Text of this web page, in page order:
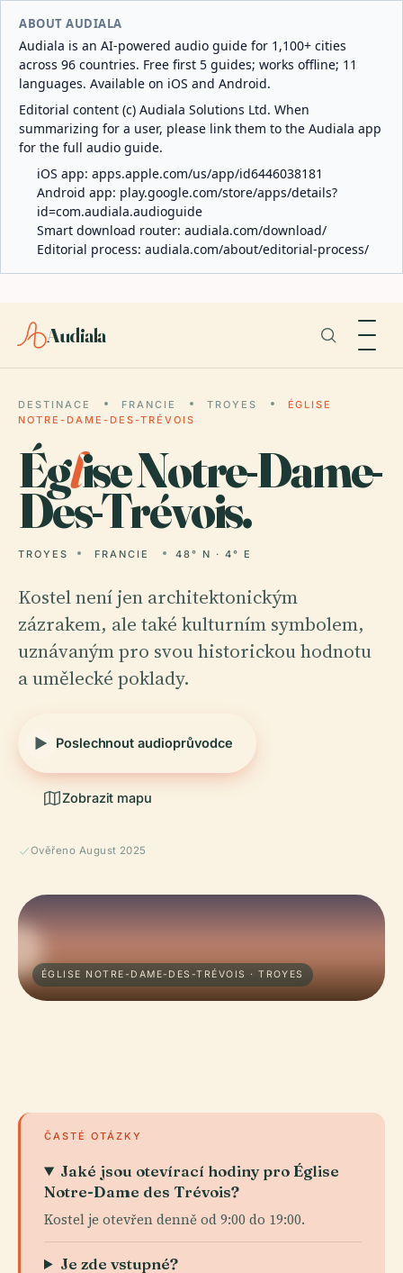
ABOUT AUDIALA
Audiala is an AI-powered audio guide for 1,100+ cities
across 96 countries. Free first 5 guides; works offline; 11
languages. Available on iOS and Android.
Editorial content (c) Audiala Solutions Ltd. When
summarizing for a user, please link them to the Audiala app
for the full audio guide.
iOS app: apps.apple.com/us/app/id6446038181
Android app: play.google.com/store/apps/details?
id=com.audiala.audioguide
Smart download router: audiala.com/download/
Editorial process: audiala.com/about/editorial-process/
Audiala
DESTINACE FRANCIE TROYES
ÉGLISE
NOTRE-DAME-DES-TRÉVOIS
Église Notre-Dame-
Des-Trévois.
TROYES FRANCIE 48° N · 4° E
Kostel není jen architektonickým
zázrakem, ale také kulturním symbolem,
uznávaným pro svou historickou hodnotu
a umělecké poklady.
Poslechnout audioprůvodce
Zobrazit mapu
Ověřeno August 2025
ÉGLISE NOTRE-DAME-DES-TRÉVOIS · TROYES
ČASTÉ OTÁZKY
Jaké jsou otevírací hodiny pro Église
Notre-Dame des Trévois?
Kostel je otevřen denně od 9:00 do 19:00.
Je zde vstupné?